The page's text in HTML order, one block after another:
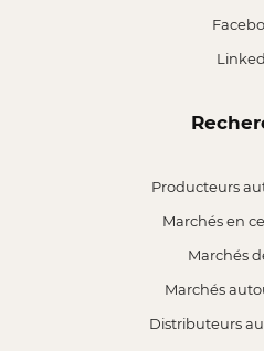
Producteurs
Marchés en
Marchés
Marchés
Distributeurs